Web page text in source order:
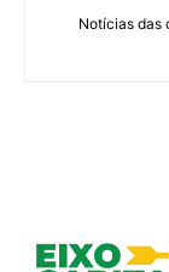
Notícias das